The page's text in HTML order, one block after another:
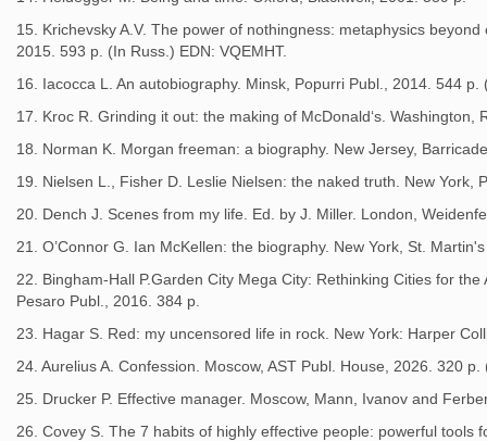
15. Krichevsky A.V. The power of nothingness: metaphysics
2015. 593 p. (In Russ.) EDN: VQEMHT.
16. Iacocca L. An autobiography. Minsk, Popurri Publ., 2014. 544 p.
17. Kroc R. Grinding it out: the making of McDonald‘s. Washington,
18. Norman K. Morgan freeman: a biography. New Jersey,
19. Nielsen L., Fisher D. Leslie Nielsen: the naked truth. New York,
20. Dench J. Scenes from my life. Ed. by J. Miller. London,
21. O’Connor G. Ian McKellen: the biography. New York, St.
22. Bingham-Hall P.Garden City Mega City: Rethinking Cities for
Pesaro Publ., 2016. 384 p.
23. Hagar S. Red: my uncensored life in rock. New York: Harper
24. Aurelius A. Confession. Moscow, AST Publ. House, 2026. 320 p.
25. Drucker P. Effective manager. Moscow, Mann, Ivanov and
26. Covey S. The 7 habits of highly effective people: powerful tools